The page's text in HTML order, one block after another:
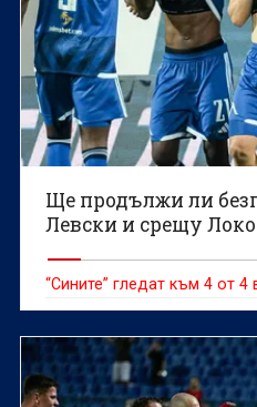
Ще продължи ли
Левски и срещу
“Сините” гледат към 4 от